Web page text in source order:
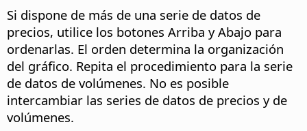
Si dispone de más de una serie de datos de
precios, utilice los botones Arriba y Abajo para
ordenarlas. El orden determina la organización
del gráfico. Repita el procedimiento para la serie
de datos de volúmenes. No es posible
intercambiar las series de datos de precios y de
volúmenes.